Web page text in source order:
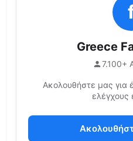
Greece
7.100+
Ακολουθήστε μας για
ελέγχους